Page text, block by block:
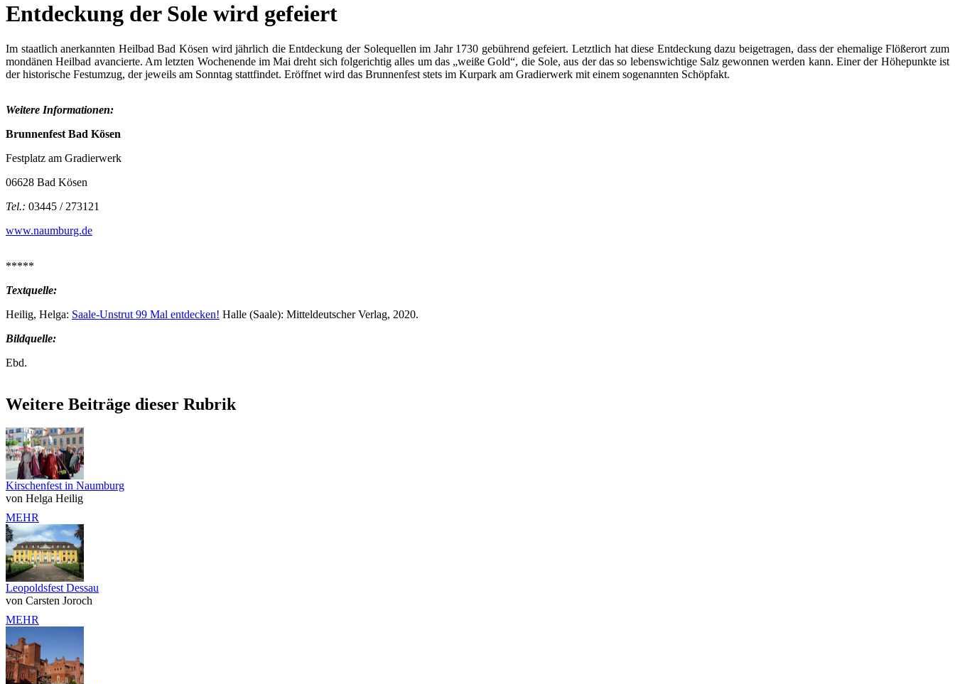
Entdeckung der Sole wird gefeiert
Im staatlich anerkannten Heilbad Bad Kösen wird jährlich die Entdeckung der Solequellen im Jahr 1730 gebührend gefeiert. Letztlich hat diese Entdeckung dazu beigetragen, dass der ehemalige Flößerort zum
mondänen Heilbad avancierte. Am letzten Wochenende im Mai dreht sich folgerichtig alles um das „weiße Gold“, die Sole, aus der das so lebenswichtige Salz gewonnen werden kann. Einer der Höhepunkte ist
der historische Festumzug, der jeweils am Sonntag stattfindet. Eröffnet wird das Brunnenfest stets im Kurpark am Gradierwerk mit einem sogenannten Schöpfakt.
Weitere Informationen:
Brunnenfest Bad Kösen
Festplatz am Gradierwerk
06628 Bad Kösen
Tel.: 03445 / 273121
www.naumburg.de
*****
Textquelle:
Heilig, Helga: Saale-Unstrut 99 Mal entdecken! Halle (Saale): Mitteldeutscher Verlag, 2020.
Bildquelle:
Ebd.
Weitere Beiträge dieser Rubrik
Kirschenfest in Naumburg
von Helga Heilig
MEHR
Leopoldsfest Dessau
von Carsten Joroch
MEHR